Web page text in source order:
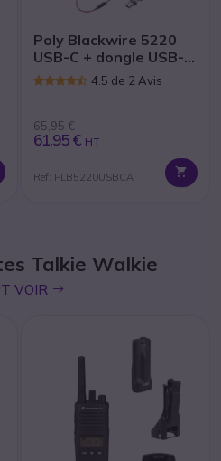
Poly Blackwire 5220
USB-C + dongle USB-
C/A
4.5 de 2 Avis
65,95 €
61,95 € HT
Ref: PLB5220USBCA
Talkie Walkie
VOIR